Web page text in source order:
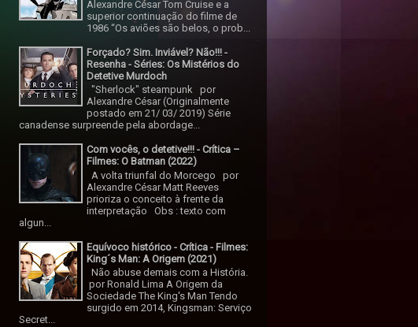
Alexandre César Tom Cruise e a
superior continuação do filme de
1986 “Os aviões são belos, o prob...
Forçado? Sim. Inviável? Não!!! -
Resenha - Séries: Os Mistérios do
Detetive Murdoch
"Sherlock" steampunk por
Alexandre César (Originalmente
postado em 21/ 03/ 2019) Série
canadense surpreende pela abordage...
Com vocês, o detetive!!! - Crítica –
Filmes: O Batman (2022)
A volta triunfal do Morcego por
Alexandre César Matt Reeves
prioriza o conceito à frente da
interpretação Obs : texto com
algun...
Equívoco histórico - Crítica - Filmes:
King´s Man: A Origem (2021)
Não abuse demais com a História.
por Ronald Lima A Origem da
Sociedade The King's Man Tendo
surgido em 2014, Kingsman: Serviço
Secret...